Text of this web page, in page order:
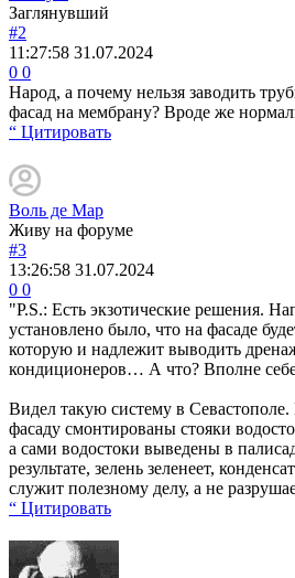
Заглянувший
#2
11:27:58 31.07.2024
0 0
Народ, а почему нельзя заводить
фасад на мембрану? Вроде же
“ Цитировать
Воль де Мар
Живу на форуме
#3
13:26:58 31.07.2024
0 0
"P.S.: Есть экзотические решения.
установлено было, что на фасаде
которую и надлежит выводить
кондиционеров… А что? Вполне
Видел такую систему в
фасаду смонтированы стояки
а сами водостоки выведены в
результате, зелень зеленеет,
служит полезному делу, а не
“ Цитировать